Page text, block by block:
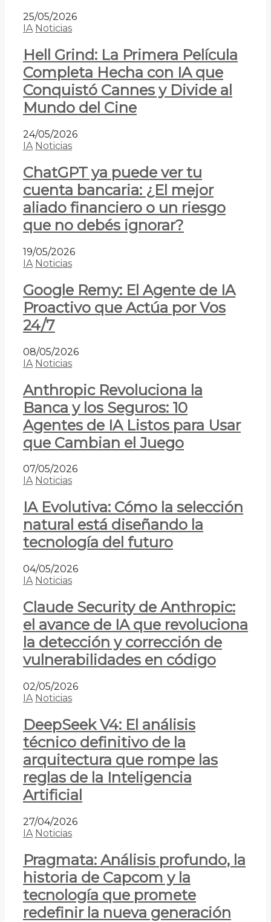
25/05/2026
IA Noticias
Hell Grind: La Primera Película
Completa Hecha con IA que
Conquistó Cannes y Divide al
Mundo del Cine
24/05/2026
IA Noticias
ChatGPT ya puede ver tu
cuenta bancaria: ¿El mejor
aliado financiero o un riesgo
que no debés ignorar?
19/05/2026
IA Noticias
Google Remy: El Agente de IA
Proactivo que Actúa por Vos
24/7
08/05/2026
IA Noticias
Anthropic Revoluciona la
Banca y los Seguros: 10
Agentes de IA Listos para Usar
que Cambian el Juego
07/05/2026
IA Noticias
IA Evolutiva: Cómo la selección
natural está diseñando la
tecnología del futuro
04/05/2026
IA Noticias
Claude Security de Anthropic:
el avance de IA que revoluciona
la detección y corrección de
vulnerabilidades en código
02/05/2026
IA Noticias
DeepSeek V4: El análisis
técnico definitivo de la
arquitectura que rompe las
reglas de la Inteligencia
Artificial
27/04/2026
IA Noticias
Pragmata: Análisis profundo, la
historia de Capcom y la
tecnología que promete
redefinir la nueva generación